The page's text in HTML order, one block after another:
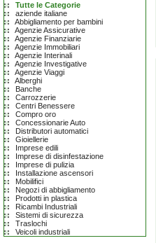
Tutte le Categorie
aziende italiane
Abbigliamento per bambini
Agenzie Assicurative
Agenzie Finanziarie
Agenzie Immobiliari
Agenzie Interinali
Agenzie Investigative
Agenzie Viaggi
Alberghi
Banche
Carrozzerie
Centri Benessere
Compro oro
Concessionarie Auto
Distributori automatici
Gioiellerie
Imprese edili
Imprese di disinfestazione
Imprese di pulizia
Installazione ascensori
Mobilifici
Negozi di abbigliamento
Prodotti in plastica
Ricambi Industriali
Sistemi di sicurezza
Traslochi
Veicoli industriali